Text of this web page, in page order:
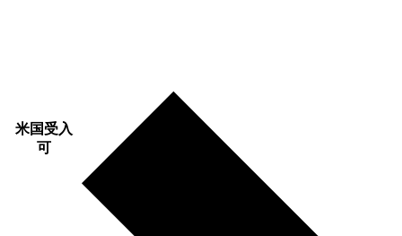
米国受入
可